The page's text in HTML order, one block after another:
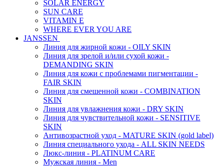
SOLAR ENERGY
SUN CARE
VITAMIN E
WHERE EVER YOU ARE
JANSSEN
Линия для жирной кожи - OILY SKIN
Линия для зрелой и/или сухой кожи -
DEMANDING SKIN
Линия для кожи с проблемами пигментации -
FAIR SKIN
Линия для смешенной кожи - COMBINATION
SKIN
Линия для увлажнения кожи - DRY SKIN
Линия для чувствительной кожи - SENSITIVE
SKIN
Антивозрастной уход - MATURE SKIN (gold label)
Линия специального ухода - ALL SKIN NEEDS
Люкс-линия - PLATINUM CARE
Мужская линия - Men